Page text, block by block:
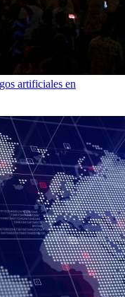
artificiales en